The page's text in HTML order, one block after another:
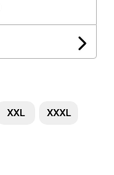
XXL XXXL